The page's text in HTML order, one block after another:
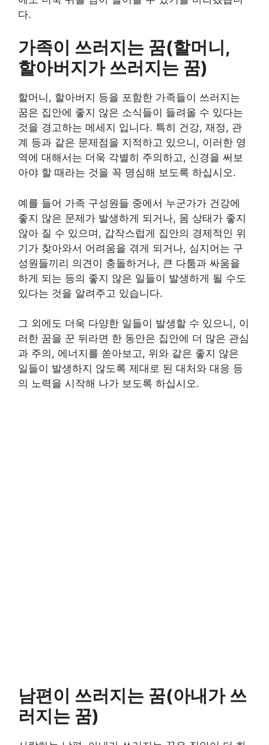
다.
가족이 쓰러지는 꿈(할머니,
할아버지가 쓰러지는 꿈)
할머니, 할아버지 등을 포함한 가족들이 쓰러지는
꿈은 집안에 좋지 않은 소식들이 들려올 수 있다는
것을 경고하는 메세지 입니다. 특히 건강, 재정, 관
계 등과 같은 문제점을 지적하고 있으니, 이러한 영
역에 대해서는 더욱 각별히 주의하고, 신경을 써보
아야 할 때라는 것을 꼭 명심해 보도록 하십시오.
예를 들어 가족 구성원들 중에서 누군가가 건강에
좋지 않은 문제가 발생하게 되거나, 몸 상태가 좋지
않아 질 수 있으며, 갑작스럽게 집안의 경제적인 위
기가 찾아와서 어려움을 겪게 되거나, 심지어는 구
성원들끼리 의견이 충돌하거나, 큰 다툼과 싸움을
하게 되는 등의 좋지 않은 일들이 발생하게 될 수도
있다는 것을 알려주고 있습니다.
그 외에도 더욱 다양한 일들이 발생할 수 있으니, 이
러한 꿈을 꾼 뒤라면 한 동안은 집안에 더 많은 관심
과 주의, 에너지를 쏟아보고, 위와 같은 좋지 않은
일들이 발생하지 않도록 제대로 된 대처와 대응 등
의 노력을 시작해 나가 보도록 하십시오.
남편이 쓰러지는 꿈(아내가 쓰
러지는 꿈)